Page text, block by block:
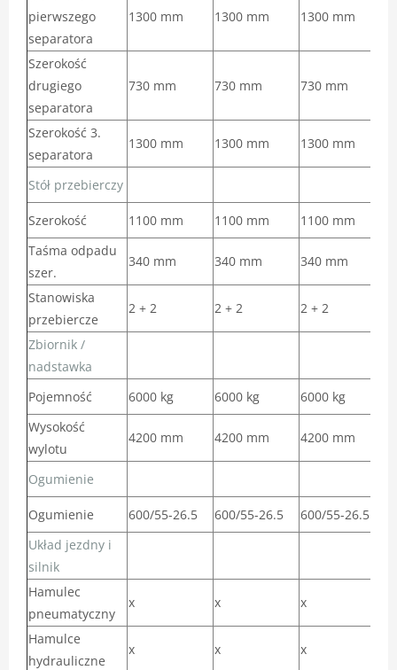
pierwszego
separatora
1300 mm 1300 mm 1300 mm
Szerokość
drugiego
separatora
730 mm 730 mm 730 mm
Szerokość 3.
separatora
1300 mm 1300 mm 1300 mm
Stół przebierczy
Szerokość 1100 mm 1100 mm 1100 mm
Taśma odpadu
szer.
340 mm 340 mm 340 mm
Stanowiska
przebiercze
2 + 2 2 + 2 2 + 2
Zbiornik /
nadstawka
Pojemność
6000 kg 6000 kg 6000 kg
Wysokość
wylotu
4200 mm 4200 mm 4200 mm
Ogumienie
Ogumienie 600/55-26.5 600/55-26.5 600/55-26.5
Układ jezdny i
silnik
Hamulec
pneumatyczny
x x x
Hamulce
hydrauliczne
x x x